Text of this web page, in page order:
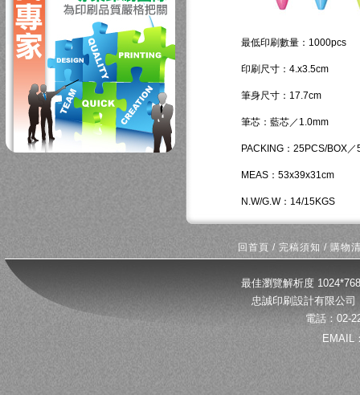
最低印刷數量：1000pcs
印刷尺寸：4.x3.5cm
筆身尺寸：17.7cm
筆芯：藍芯／1.0mm
PACKING：25PCS/BOX
MEAS：53x39x31cm
N.W/G.W：14/15KGS
回首頁 /完稿須知 /購物
最佳瀏覽解析度
忠誠印刷設計有限公
電話：02-
EMAIL